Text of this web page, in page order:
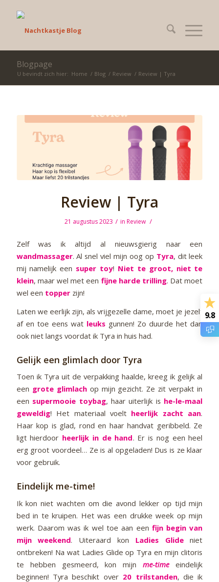
9.8
Blogpage
U bevindt zich hier: Home / Blog / Review / Review | Tyra
Review | Tyra
21 augustus 2023 / in Review /
Zelf was ik altijd al nieuwsgierig naar een
wandmassager. Al snel viel mijn oog op Tyra, dit leek
mij namelijk een super toy! Niet te groot, niet te
klein, maar wel met een fijne harde trilling. Dat moet
wel een topperzijn!
Laten we eerlijk zijn, als vrijgezelle dame, moet je jezelf
af en toe eens wat leuks gunnen! Zo duurde het dan
ook niet langs voordat ik Tyra in huis had.
Gelijk een glimlach door Tyra
Toen ik Tyra uit de verpakking haalde, kreeg ik gelijk al
een grote glimlachop mijn gezicht. Ze zit verpakt in
een supermooie toybag, haar uiterlijk is he-le-maal
geweldig! Het materiaal voelt heerlijk zacht aan.
Haar kop is glad, rond en haar handvat geribbeld. Ze
ligt hierdoor heerlijk in de hand. Er is nog een heel
erg groot voordeel… Ze is al opgeladen! Dus is ze klaar
voor gebruik.
Eindelijk me-time!
Ik kon niet wachten om die avond lekker op tijd mijn
bed in te kruipen. Het was een drukke week op mijn
werk. Daarom was ik wel toe aan een fijn begin van
mijn weekend. Uiteraard kon Ladies Glideniet
ontbreken! Na wat Ladies Glide op Tyra en mijn clitoris
te hebben gesmeerd, kon mijnme-timeeindelijk
beginnen! Tyra beschikt over 20 trilstanden, die ik